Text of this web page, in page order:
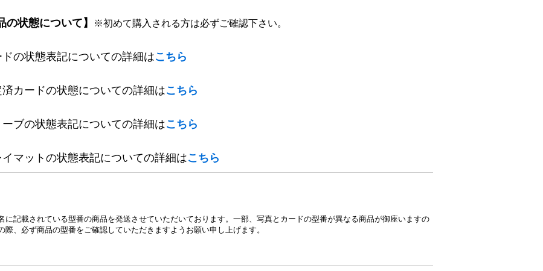
の状態について】 ※初めて購入される方は必ずご確認下さい。
の状態表記についての詳細はこちら
カードの状態についての詳細はこちら
ブの状態表記についての詳細はこちら
マットの状態表記についての詳細はこちら
に記載されている型番の商品を発送させていただいております。一部、写真とカードの型番が異なる商品が御座いますの
際、必ず商品の型番をご確認していただきますようお願い申し上げます。